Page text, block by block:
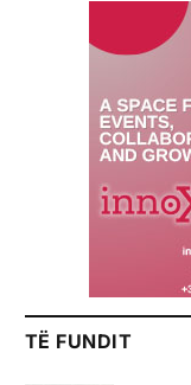
TË FUNDIT